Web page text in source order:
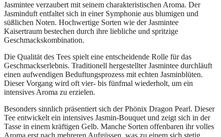
Jasmintee verzaubert mit seinem charakteristischen Aroma. Der
Jasminduft entfaltet sich in einer Symphonie aus blumigen und
süßlichen Noten. Hochwertige Sorten wie der Jasmintee
Kaisertraum bestechen durch ihre liebliche und spritzige
Geschmackskombination.
Die Qualität des Tees spielt eine entscheidende Rolle für das
Geschmackserlebnis. Traditionell hergestellter Jasmintee durchläuft
einen aufwendigen Beduftungsprozess mit echten Jasminblüten.
Dieser Vorgang wird oft vier- bis fünfmal wiederholt, um ein
intensives Aroma zu erzielen.
Besonders sinnlich präsentiert sich der Phönix Dragon Pearl. Dieser
Tee entwickelt ein intensives Jasmin-Bouquet und zeigt sich in der
Tasse in einem kräftigen Gelb. Manche Sorten offenbaren ihr volles